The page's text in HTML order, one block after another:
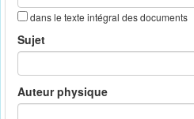
dans le texte intégral des documents
Sujet
Auteur physique